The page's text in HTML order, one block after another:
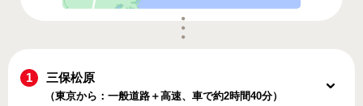
三保松原
（東京から：一般道路＋高速、車で約2時間40分）